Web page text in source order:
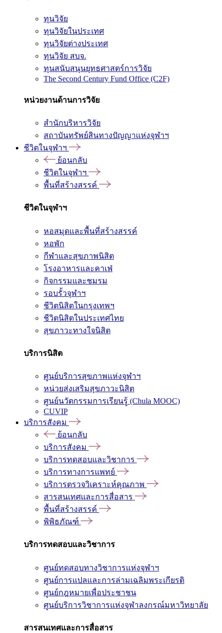
ทุนวิจัย
ทุนวิจัยในประเทศ
ทุนวิจัยต่างประเทศ
ทุนวิจัย สบจ.
ทุนสนับสนุนยุทธศาสตร์การวิจัย
The Second Century Fund Office (C2F)
หน่วยงานด้านการวิจัย
สำนักบริหารวิจัย
สถาบันทรัพย์สินทางปัญญาแห่งจุฬาฯ
ชีวิตในจุฬาฯ
ย้อนกลับ
ชีวิตในจุฬาฯ
พื้นที่สร้างสรรค์
ชีวิตในจุฬาฯ
หอสมุดและพื้นที่สร้างสรรค์
หอพัก
กีฬาและสุขภาพนิสิต
โรงอาหารและคาเฟ่
กิจกรรมและชมรม
รอบรั้วจุฬาฯ
ชีวิตนิสิตในกรุงเทพฯ
ชีวิตนิสิตในประเทศไทย
สุขภาวะทางใจนิสิต
บริการนิสิต
ศูนย์บริการสุขภาพแห่งจุฬาฯ
หน่วยส่งเสริมสุขภาวะนิสิต
ศูนย์นวัตกรรมการเรียนรู้ (Chula MOOC)
CUVIP
บริการสังคม
ย้อนกลับ
บริการสังคม
บริการทดสอบและวิชาการ
บริการทางการแพทย์
บริการตรวจวิเคราะห์คุณภาพ
สารสนเทศและการสื่อสาร
พื้นที่สร้างสรรค์
พิพิธภัณฑ์
บริการทดสอบและวิชาการ
ศูนย์ทดสอบทางวิชาการแห่งจุฬาฯ
ศูนย์การแปลและการล่ามเฉลิมพระเกียรติ
ศูนย์กฎหมายเพื่อประชาชน
ศูนย์บริการวิชาการแห่งจุฬาลงกรณ์มหาวิทยาลัย
สารสนเทศและการสื่อสาร